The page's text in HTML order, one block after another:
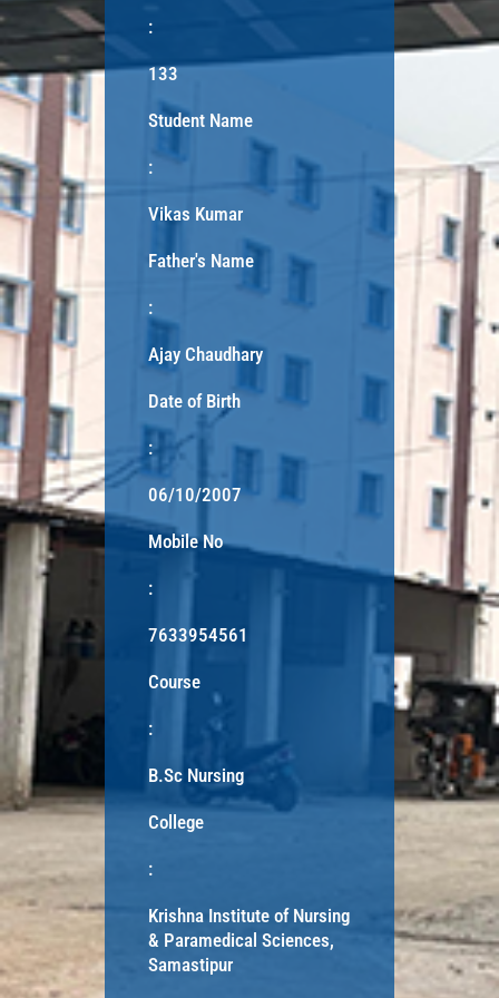
:
133
Student Name
:
Vikas Kumar
Father's Name
:
Ajay Chaudhary
Date of Birth
:
06/10/2007
Mobile No
:
7633954561
Course
:
B.Sc Nursing
College
:
Krishna Institute of Nursing
& Paramedical Sciences,
Samastipur